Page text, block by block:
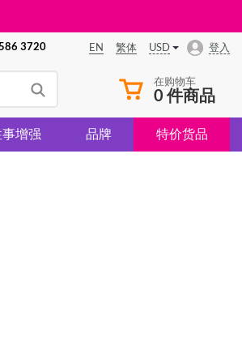
3720 EN 繁体 USD 登入
在购物车
0 件商品
增强 品牌 特价货品